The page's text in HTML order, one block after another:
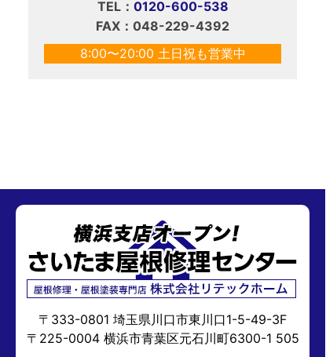
TEL： 0120-600-538
FAX：048-229-4392
8:00〜20:00 土日祝も営業中
〒333-0801 埼玉県川口市東川口1-5-49-3F
〒225-0004 横浜市青葉区元石川町6300-1 505